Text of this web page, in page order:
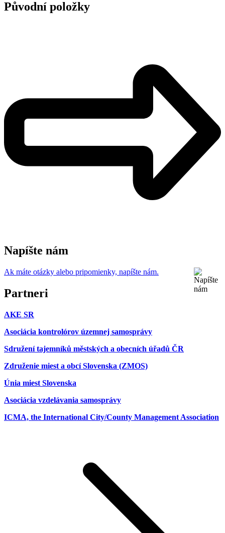
Původní položky
Napíšte nám
Ak máte otázky alebo pripomienky, napíšte nám.
Partneri
AKE SR
Asociácia kontrolórov územnej samosprávy
Sdružení tajemníků městských a obecních úřadů ČR
Združenie miest a obcí Slovenska (ZMOS)
Únia miest Slovenska
Asociácia vzdelávania samosprávy
ICMA, the International City/County Management Association